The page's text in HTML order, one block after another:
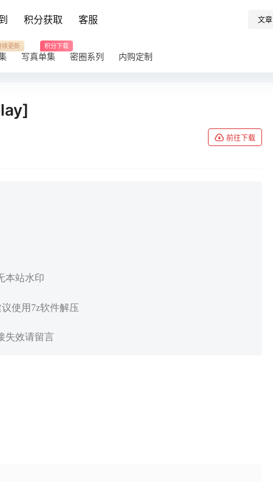
积分获取 客服 文章
续更新
写真单集
积分下载
密圈系列 内购定制
前往下载
本站水印
使用7z软件解压
失效请留言